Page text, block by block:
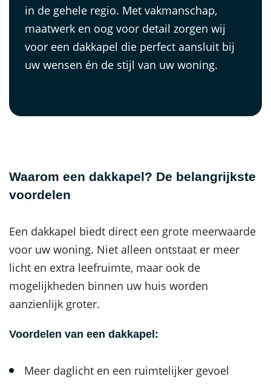
in de gehele regio. Met vakmanschap,
maatwerk en oog voor detail zorgen wij
voor een dakkapel die perfect aansluit bij
uw wensen én de stijl van uw woning.
Waarom een dakkapel? De belangrijkste
voordelen
Een dakkapel biedt direct een grote meerwaarde
voor uw woning. Niet alleen ontstaat er meer
licht en extra leefruimte, maar ook de
mogelijkheden binnen uw huis worden
aanzienlijk groter.
Voordelen van een dakkapel:
Meer daglicht en een ruimtelijker gevoel